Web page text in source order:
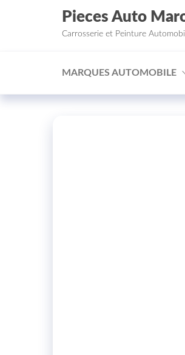
Aller au contenu
Pieces Auto
Carrosserie et Peinture
MARQUES AUTOMOBILE